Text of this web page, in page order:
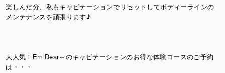
楽しんだ分、私もキャビテーションでリセットしてボディーラインの
メンテナンスを頑張ります♪
大人気！EmiDear～のキャビテーションのお得な体験コースのご予約
は・・・